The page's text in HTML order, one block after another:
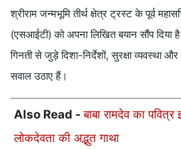
श्रीराम जन्मभूमि तीर्थ क्षेत्र ट्रस्ट के पूर्व
(एसआईटी) को अपना लिखित बयान सौंप दिया
गिनती से जुड़े दिशा-निर्देशों, सुरक्षा व्यवस्था
सवाल उठाए हैं।
Also Read -बाबा रामदेव का
लोकदेवता की अद्भुत गाथा